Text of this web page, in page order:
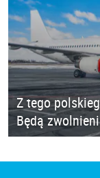
Z tego
Będą